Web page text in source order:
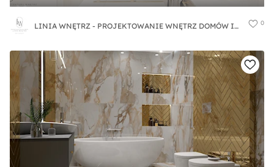
LINIA WNĘTRZ - PROJEKTOWANIE WNĘTRZ DOMÓW I MIESZKAŃ 0